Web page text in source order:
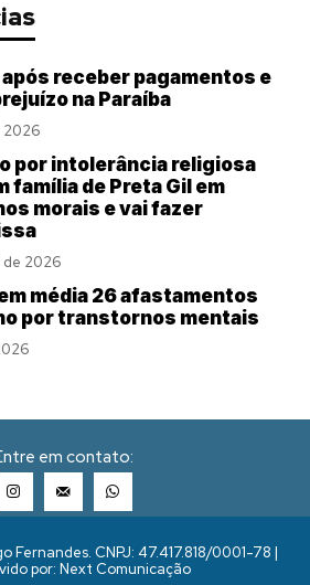
receber pagamentos e
na Paraíba
2026
por intolerância religiosa
família de Preta Gil em
morais e vai fazer
de 2026
média 26 afastamentos
por transtornos mentais
em contato:
Fernandes. CNPJ: 47.417.818/0001-78 |
por: Next Comunicação